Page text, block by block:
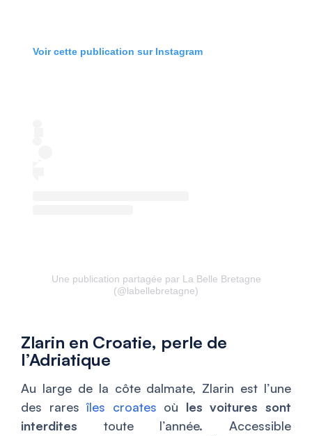
Voir cette publication sur Instagram
Une publication partagée par La Belle Bretagne
(@labellebretagne)
Zlarin en Croatie, perle de
l’Adriatique
Au large de la côte dalmate, Zlarin est l’une
des raresîles croates où les voitures sont
interdites toute l’année. Accessible